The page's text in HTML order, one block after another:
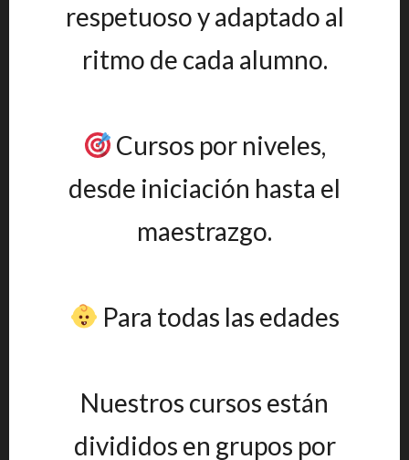
respetuoso y adaptado al
ritmo de cada alumno.
Cursos por niveles,
desde iniciación hasta el
maestrazgo.
Para todas las edades
Nuestros cursos están
divididos en grupos por